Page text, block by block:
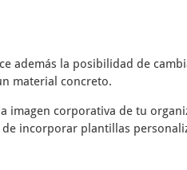
además la posibilidad de
material concreto.
imagen corporativa de tu
incorporar plantillas